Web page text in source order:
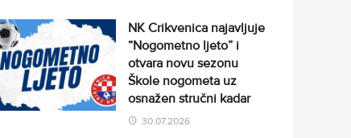
NK Crikvenica najavljuje
“Nogometno ljeto” i
otvara novu sezonu
Škole nogometa uz
osnažen stručni kadar
30.07.2026